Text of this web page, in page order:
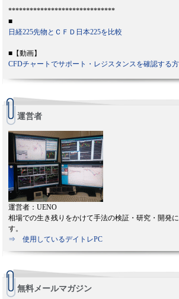
******************************
■
日経225先物とＣＦＤ日本225を比較
■【動画】
CFDチャートでサポート・レジスタンスを確認する
運営者
運営者：UENO
相場での生き残りをかけて手法の検証・研究・開発
す。
⇒ 使用しているデイトレPC
無料メールマガジン